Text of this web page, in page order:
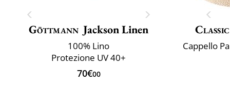
Göttmann Jackson Linen
100% Lino
Protezione UV 40+
70€00